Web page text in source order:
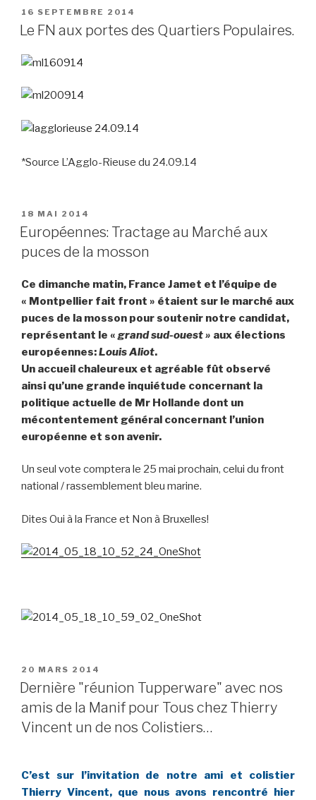
PUBLIÉ
LE
16 SEPTEMBRE 2014
Le FN aux portes des Quartiers Populaires.
*Source L’Agglo-Rieuse du 24.09.14
PUBLIÉ
LE
18 MAI 2014
Européennes: Tractage au Marché aux
puces de la mosson
Ce dimanche matin, France Jamet et l’équipe de
« Montpellier fait front » étaient sur le marché aux
puces de la mosson pour soutenir notre candidat,
représentant le «grand sud-ouest » aux élections
européennes:Louis Aliot.
Un accueil chaleureux et agréable fût observé
ainsi qu’une grande inquiétude concernant la
politique actuelle de Mr Hollande dont un
mécontentement général concernant l’union
européenne et son avenir.
Un seul vote comptera le 25 mai prochain, celui du front
national / rassemblement bleu marine.
Dites Oui à la France et Non à Bruxelles!
PUBLIÉ
LE
20 MARS 2014
Dernière "réunion Tupperware" avec nos
amis de la Manif pour Tous chez Thierry
Vincent un de nos Colistiers…
C’est sur l’invitation de notre ami et colistier
Thierry Vincent, que nous avons rencontré hier